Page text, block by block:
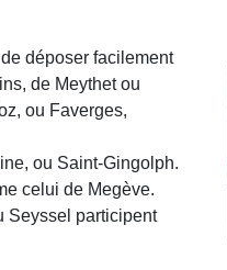
déposer facilement
de Meythet ou
ou Faverges,
ou Saint-Gingolph.
celui de Megève.
Seyssel participent